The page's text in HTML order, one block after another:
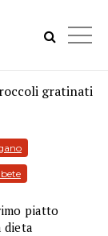
gratinati
piatto
dieta